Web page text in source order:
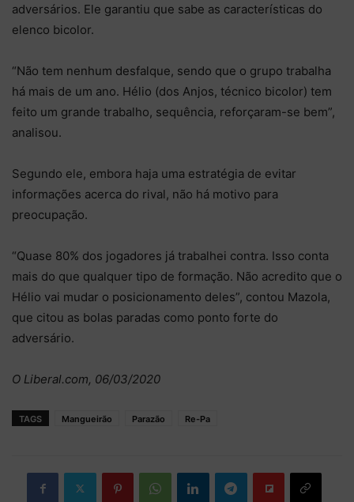
adversários. Ele garantiu que sabe as características do
elenco bicolor.
“Não tem nenhum desfalque, sendo que o grupo trabalha
há mais de um ano. Hélio (dos Anjos, técnico bicolor) tem
feito um grande trabalho, sequência, reforçaram-se bem”,
analisou.
Segundo ele, embora haja uma estratégia de evitar
informações acerca do rival, não há motivo para
preocupação.
“Quase 80% dos jogadores já trabalhei contra. Isso conta
mais do que qualquer tipo de formação. Não acredito que o
Hélio vai mudar o posicionamento deles”, contou Mazola,
que citou as bolas paradas como ponto forte do
adversário.
O Liberal.com, 06/03/2020
TAGS Mangueirão Parazão Re-Pa